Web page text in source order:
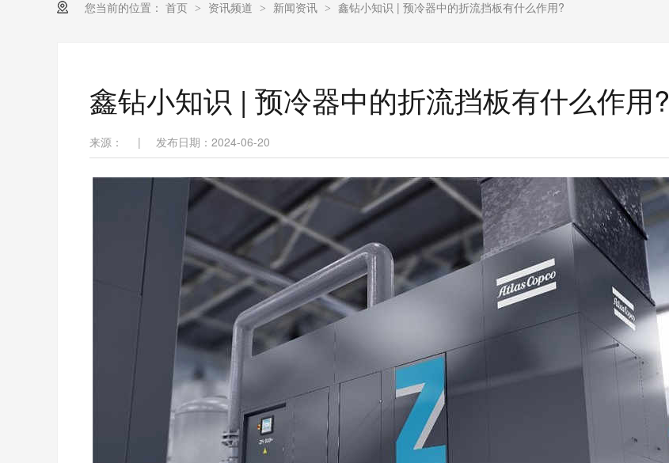
您当前的位置： 首页 > 资讯频道 > 新闻资讯 > 鑫钻小知识 | 预冷器中的折流挡板有什么作用?
鑫钻小知识 | 预冷器中的折流挡板有什么作用?
来源： | 发布日期：2024-06-20